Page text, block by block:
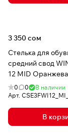
3 350 сом
Стелька для
средний свод
12 MID
0 0
В наличии
Арт.
В